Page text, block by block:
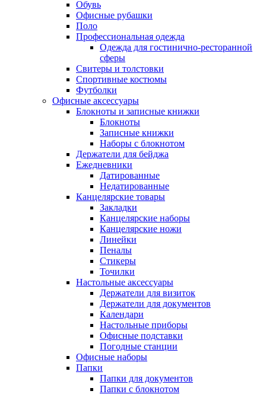
Обувь
Офисные рубашки
Поло
Профессиональная одежда
Одежда для гостинично-ресторанной
сферы
Свитеры и толстовки
Спортивные костюмы
Футболки
Офисные аксессуары
Блокноты и записные книжки
Блокноты
Записные книжки
Наборы с блокнотом
Держатели для бейджа
Ежедневники
Датированные
Недатированные
Канцелярские товары
Закладки
Канцелярские наборы
Канцелярские ножи
Линейки
Пеналы
Стикеры
Точилки
Настольные аксессуары
Держатели для визиток
Держатели для документов
Календари
Настольные приборы
Офисные подставки
Погодные станции
Офисные наборы
Папки
Папки для документов
Папки с блокнотом